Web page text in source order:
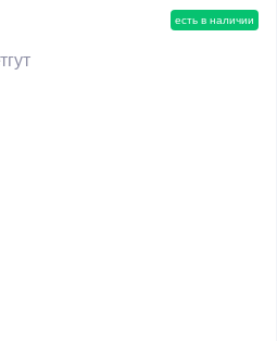
есть в наличии